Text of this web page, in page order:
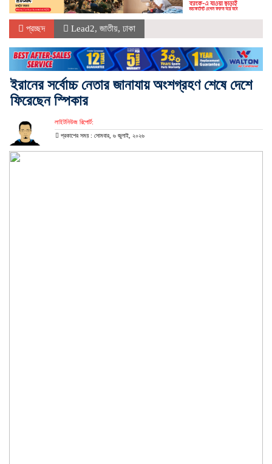
প্রচ্ছদ Lead2, জাতীয়, ঢাকা
ইরানের সর্বোচ্চ নেতার জানাযায় অংশগ্রহণ শেষে দেশে
ফিরেছেন স্পিকার
লাইটনিউজ রিপোর্ট:
প্রকাশের সময় : সোমবার, ৬ জুলাই, ২০২৬